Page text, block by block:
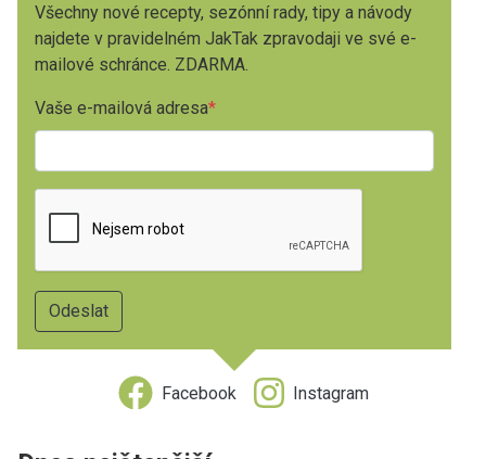
Všechny nové recepty, sezónní rady, tipy a návody
najdete v pravidelném JakTak zpravodaji ve své e-
mailové schránce. ZDARMA.
Vaše e-mailová adresa
Facebook Instagram